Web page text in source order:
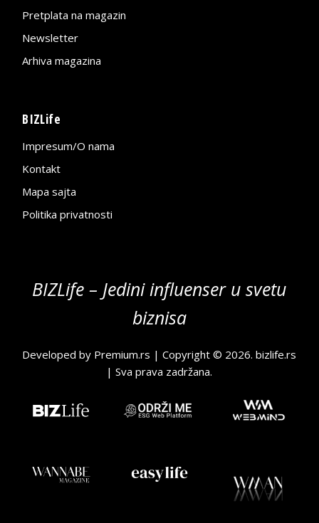
Pretplata na magazin
Newsletter
Arhiva magazina
BIZLife
Impresum/O nama
Kontakt
Mapa sajta
Politika privatnosti
BIZLife – Jedini influenser u svetu
biznisa
Developed by Premium.rs | Copyright © 2026.bizlife.rs
| Sva prava zadržana.